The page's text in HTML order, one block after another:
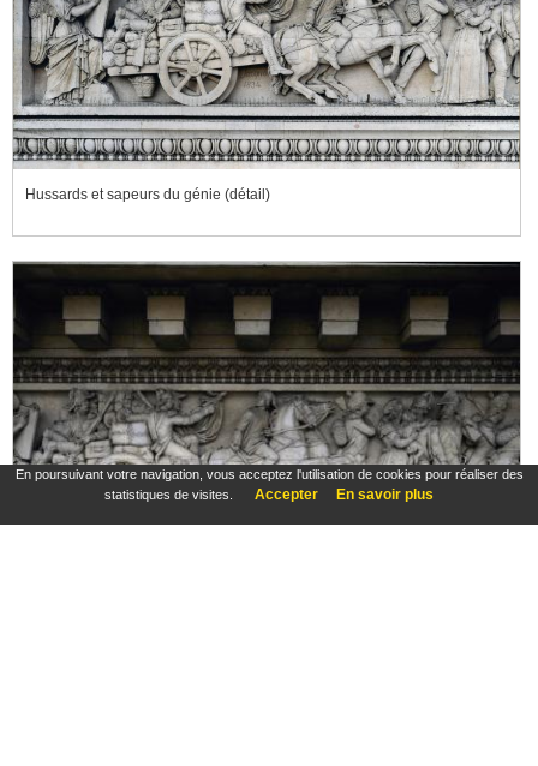
En poursuivant votre navigation, vous acceptez l'utilisation de cookies pour réaliser des
statistiques de visites.
Accepter En savoir plus
Hussards et sapeurs du génie (détail)